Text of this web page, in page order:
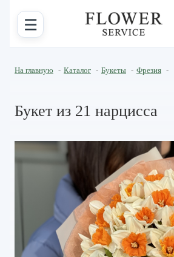
☰
На главную - Каталог - Букеты - Фрезия -
Букет из 21 нарцисса